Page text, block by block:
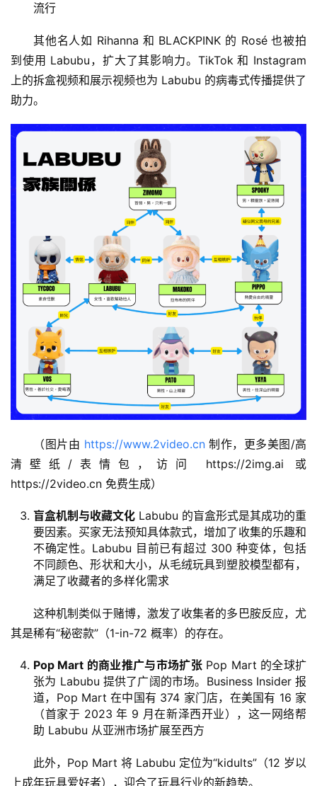
流行
其他名人如 Rihanna 和 BLACKPINK 的 Rosé 也被拍
到使用 Labubu，扩大了其影响力。TikTok 和 Instagram
上的拆盒视频和展示视频也为 Labubu 的病毒式传播提供了
助力。
（图片由 https://www.2video.cn 制作，更多美图/高
清壁纸/表情包，访问 https://2img.ai 或
https://2video.cn 免费生成）
盲盒机制与收藏文化 Labubu 的盲盒形式是其成功的重
要因素。买家无法预知具体款式，增加了收集的乐趣和
不确定性。Labubu 目前已有超过 300 种变体，包括
不同颜色、形状和大小，从毛绒玩具到塑胶模型都有，
满足了收藏者的多样化需求
这种机制类似于赌博，激发了收集者的多巴胺反应，尤
其是稀有“秘密款”（1-in-72 概率）的存在。
Pop Mart 的商业推广与市场扩张 Pop Mart 的全球扩
张为 Labubu 提供了广阔的市场。Business Insider 报
道，Pop Mart 在中国有 374 家门店，在美国有 16 家
（首家于 2023 年 9 月在新泽西开业），这一网络帮
助 Labubu 从亚洲市场扩展至西方
此外，Pop Mart 将 Labubu 定位为“kidults”（12 岁以
上成年玩具爱好者），迎合了玩具行业的新趋势。